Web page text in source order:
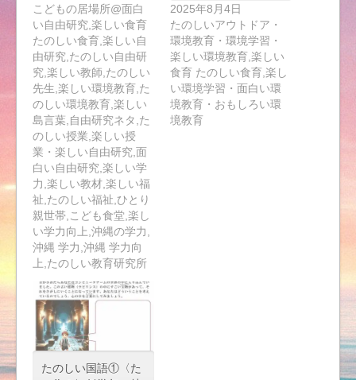
こどもの居場所@面白
い自由研究,楽しい食育
たのしい食育,楽しい自
由研究,たのしい自由研
究,楽しい教師,たのしい
先生,楽しい環境教育,た
のしい環境教育,楽しい
島言葉,自由研究ネタ,た
のしい授業,楽しい授
業・楽しい自由研究,面
白い自由研究,楽しい学
力,楽しい教材,楽しい福
祉,たのしい福祉,ひとり
親世帯,こども食堂,楽し
い学力向上,沖縄の学力,
沖縄 学力,沖縄 学力向
上,たのしい教育研究所
2025年8月4日
たのしいアウトドア・
環境教育・環境学習・
楽しい環境教育,楽しい
食育 たのしい食育,楽し
い環境学習・面白い環
境教育・おもしろい環
境教育
たのしい国語①〈た